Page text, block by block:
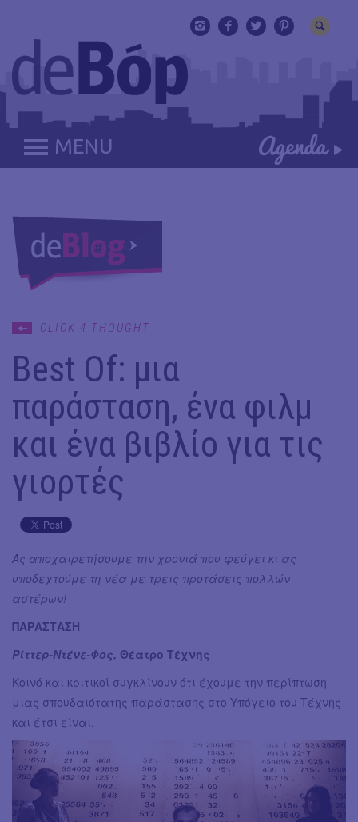
MENU
CLICK 4 THOUGHT
Best Of: μια
παράσταση, ένα φιλμ
και ένα βιβλίο για τις
γιορτές
Ας αποχαιρετήσουμε την χρονιά που φεύγει κι ας
υποδεχτούμε τη νέα με τρεις προτάσεις πολλών
αστέρων!
ΠΑΡΑΣΤΑΣΗ
Ρίττερ-Ντένε-Φος, Θέατρο Τέχνης
Κοινό και κριτικοί συγκλίνουν ότι έχουμε την περίπτωση
μιας σπουδαιότατης παράστασης στο Υπόγειο του Τέχνης
και έτσι είναι.